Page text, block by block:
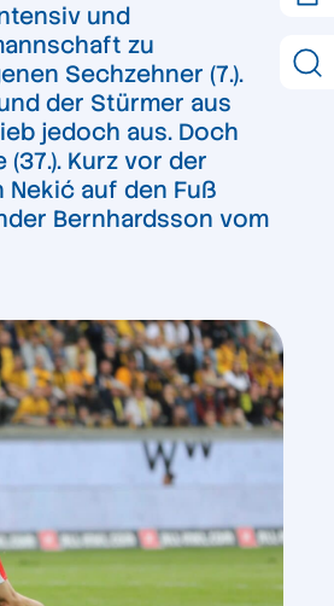
und
zu
Sechzehner (7.).
der Stürmer aus
jedoch aus. Doch
Kurz vor der
Nekić auf den Fuß
Bernhardsson vom